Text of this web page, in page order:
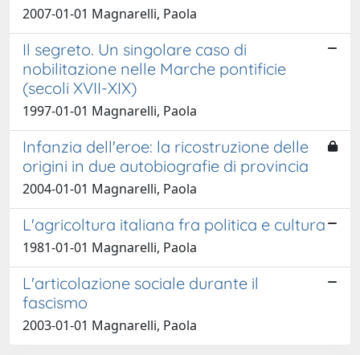
2007-01-01 Magnarelli, Paola
Il segreto. Un singolare caso di
nobilitazione nelle Marche pontificie
(secoli XVII-XIX)
1997-01-01 Magnarelli, Paola
Infanzia dell'eroe: la ricostruzione delle
origini in due autobiografie di provincia
2004-01-01 Magnarelli, Paola
L'agricoltura italiana fra politica e cultura
1981-01-01 Magnarelli, Paola
L'articolazione sociale durante il
fascismo
2003-01-01 Magnarelli, Paola